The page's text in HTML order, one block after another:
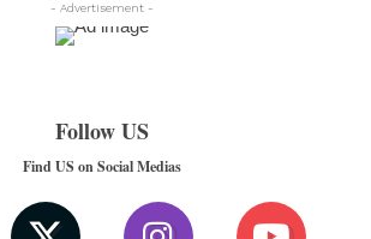
- Advertisement -
Follow US
Find US on Social Medias